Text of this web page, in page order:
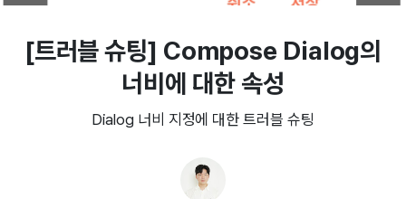
[트러블 슈팅] Compose Dialog의
너비에 대한 속성
Dialog 너비 지정에 대한 트러블 슈팅